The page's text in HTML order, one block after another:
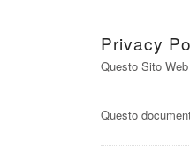
Privacy
Questo Sito
Questo